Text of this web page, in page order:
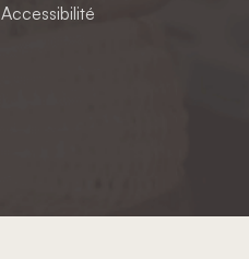
Accessibilité